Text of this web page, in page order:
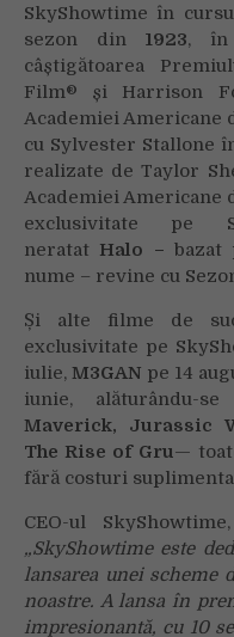
SkyShowtime în
sezon din 1923, în
câștigătoarea
Film® și Harrison
Academiei Americane
cu Sylvester Stallone
realizate de Taylor
Academiei
exclusivitate pe
neratat Halo – bazat
nume – revine cu
Și alte filme de
exclusivitate pe
iulie, M3GAN pe 14
iunie, alăturându-
Maverick, Jurassic
The Rise of Gru—
fără costuri
CEO-ul
„SkyShowtime este
lansarea unei scheme
noastre. A lansa în
impresionantă, cu 10